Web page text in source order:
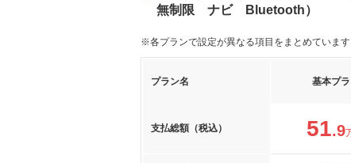
無制限 ナビ Bluetooth）
※各プランで設定が異なる項目をまとめていま
プラン名 基本プ
支払総額（税込） 51.9